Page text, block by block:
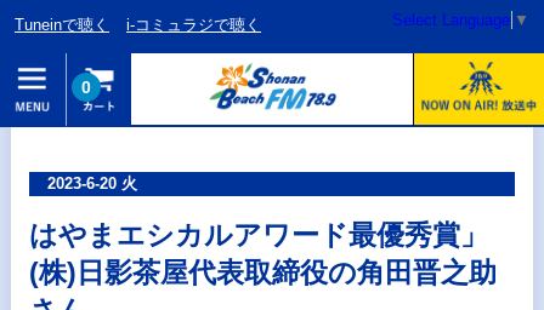
Tuneinで聴く i-コミュラジで聴く Select Language ▼
0
2023-6-20 火
はやまエシカルアワード最優秀賞」
(株)日影茶屋代表取締役の角田晋之助